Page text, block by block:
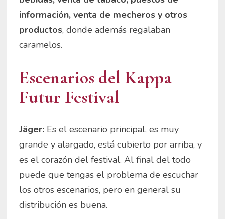
información, venta de mecheros y otros
productos, donde además regalaban
caramelos.
Escenarios del Kappa
Futur Festival
Jäger:Es el escenario principal, es muy
grande y alargado, está cubierto por arriba, y
es el corazón del festival. Al final del todo
puede que tengas el problema de escuchar
los otros escenarios, pero en general su
distribución es buena.